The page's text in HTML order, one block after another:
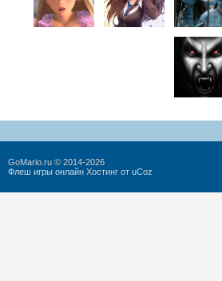
GoMario.ru © 2014-2026
Флеш игры онлайн Хостинг от uCoz